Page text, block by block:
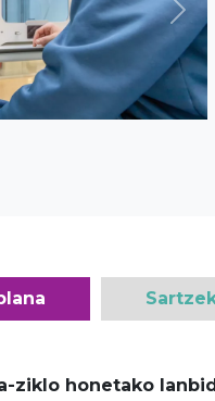
Next
ziklo honetako